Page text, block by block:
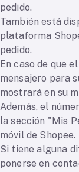
pedido.
También está
plataforma
pedido.
En caso de que
mensajero para
mostrará en su
Además, el
la sección "Mis
móvil de Shopee.
Si tiene alguna
ponerse en